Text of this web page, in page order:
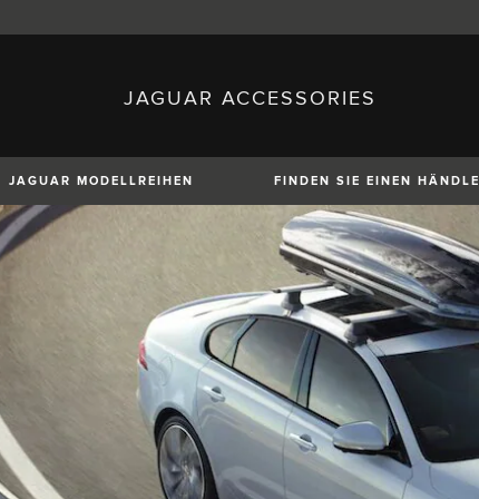
France (French)
Italy (Italian)
Mexico (Spanish)
Romania (Romania)
Switzerland (French)
JAGUAR ACCESSORIES
JAGUAR MODELLREIHEN FINDEN SIE EINEN
XE XF